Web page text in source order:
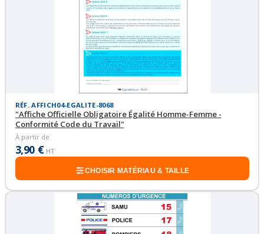
RÉF. AFFICH04-EGALITE-8068
"Affiche Officielle Obligatoire Égalité Homme-Femme -
Conformité Code du Travail"
À partir de
3,90 € HT
CHOISIR MATÉRIAU & TAILLE